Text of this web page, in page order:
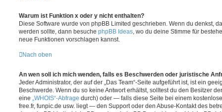
Warum ist Funktion x oder y nicht enthalten?
Diese Software wurde von phpBB Limited geschrieben. Wenn du denkst,
werden sollte, dann besuche phpBB Ideas , wo du deine Stimme für
neue Funktionen vorschlagen kannst.
Nach oben
An wen soll ich mich wenden, falls es Beschwerden oder juristische
Jeder Administrator, der auf der „Das Team“-Seite aufgeführt ist, ist ein
Beschwerde. Wenn du so keine Antwort erhältst, solltest du den Besitzer
eine „WHOIS“-Abfrage durch) oder — falls diese Seite bei einem
free.fr, funpic.de usw. liegt — den Support oder den Abuse-Kontakt des